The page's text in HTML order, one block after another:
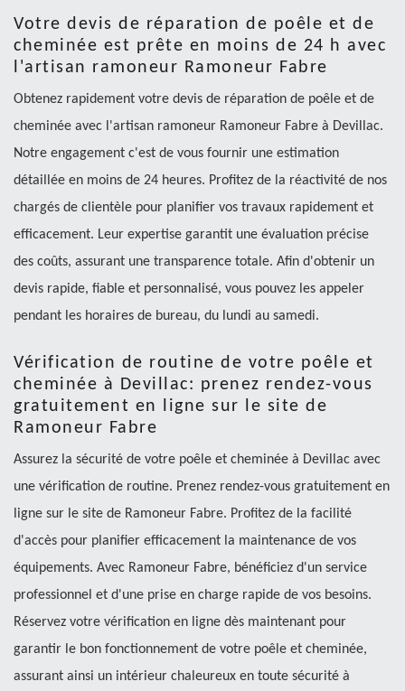
Votre devis de réparation de poêle et de
cheminée est prête en moins de 24 h avec
l'artisan ramoneur Ramoneur Fabre
Obtenez rapidement votre devis de réparation de poêle et de
cheminée avec l'artisan ramoneur Ramoneur Fabre à Devillac.
Notre engagement c'est de vous fournir une estimation
détaillée en moins de 24 heures. Profitez de la réactivité de nos
chargés de clientèle pour planifier vos travaux rapidement et
efficacement. Leur expertise garantit une évaluation précise
des coûts, assurant une transparence totale. Afin d'obtenir un
devis rapide, fiable et personnalisé, vous pouvez les appeler
pendant les horaires de bureau, du lundi au samedi.
Vérification de routine de votre poêle et
cheminée à Devillac: prenez rendez-vous
gratuitement en ligne sur le site de
Ramoneur Fabre
Assurez la sécurité de votre poêle et cheminée à Devillac avec
une vérification de routine. Prenez rendez-vous gratuitement en
ligne sur le site de Ramoneur Fabre. Profitez de la facilité
d'accès pour planifier efficacement la maintenance de vos
équipements. Avec Ramoneur Fabre, bénéficiez d'un service
professionnel et d'une prise en charge rapide de vos besoins.
Réservez votre vérification en ligne dès maintenant pour
garantir le bon fonctionnement de votre poêle et cheminée,
assurant ainsi un intérieur chaleureux en toute sécurité à